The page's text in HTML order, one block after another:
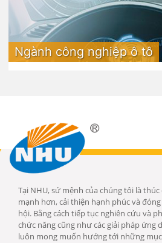
Ngành công nghiệp ô tô
Tại NHU, sứ mệnh của chúng tôi là
mạnh hơn, cải thiện hạnh phúc và
hội. Bằng cách tiếp tục nghiên cứu và
chức năng cũng như các giải pháp ứng
luôn mong muốn hướng tới những